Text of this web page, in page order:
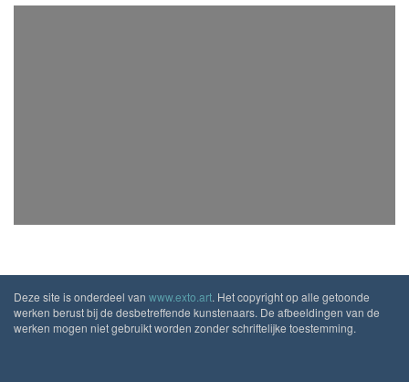
Deze site is onderdeel van www.exto.art. Het copyright op alle getoonde
werken berust bij de desbetreffende kunstenaars. De afbeeldingen van de
werken mogen niet gebruikt worden zonder schriftelijke toestemming.